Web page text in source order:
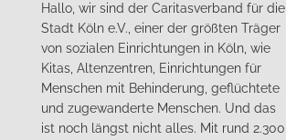
Hallo, wir sind der Caritasverband für die
Stadt Köln e.V., einer der größten Träger
von sozialen Einrichtungen in Köln, wie
Kitas, Altenzentren, Einrichtungen für
Menschen mit Behinderung, geflüchtete
und zugewanderte Menschen. Und das
ist noch längst nicht alles. Mit rund 2.300